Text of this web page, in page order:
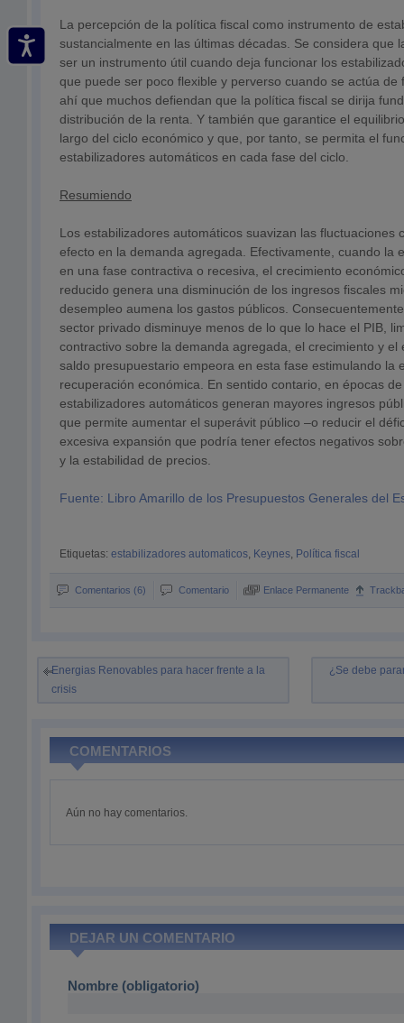
La percepción de la política fiscal como instrumento de
sustancialmente en las últimas décadas. Se considera que
ser un instrumento útil cuando deja funcionar los
que puede ser poco flexible y perverso cuando se actúa de
ahí que muchos defiendan que la política fiscal se dirija
distribución de la renta. Y también que garantice el
largo del ciclo económico y que, por tanto, se permita el
estabilizadores automáticos en cada fase del ciclo.
Resumiendo
Los estabilizadores automáticos suavizan las fluctuaciones
efecto en la demanda agregada. Efectivamente, cuando la
en una fase contractiva o recesiva, el crecimiento
reducido genera una disminución de los ingresos fiscales
desempleo aumena los gastos públicos.
sector privado disminuye menos de lo que lo hace el PIB,
contractivo sobre la demanda agregada, el crecimiento y el
saldo presupuestario empeora en esta fase estimulando la
recuperación económica. En sentido contario, en épocas
estabilizadores automáticos generan mayores ingresos
que permite aumentar el superávit público –o reducir el
excesiva expansión que podría tener efectos negativos
y la estabilidad de precios.
Fuente: Libro Amarillo de los Presupuestos Generales del
Etiquetas: estabilizadores automaticos, Keynes, Política fiscal
Comentarios (6) Comentario Enlace Permanente
Energias Renovables para hacer frente a la
crisis
¿Se debe
COMENTARIOS
Aún no hay comentarios.
DEJAR UN COMENTARIO
Nombre (obligatorio)